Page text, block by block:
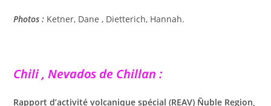
Photos : Ketner, Dane , Dietterich, Hannah.
Chili , Nevados de Chillan :
Rapport d’activité volcanique spécial (REAV) Ñuble Region,